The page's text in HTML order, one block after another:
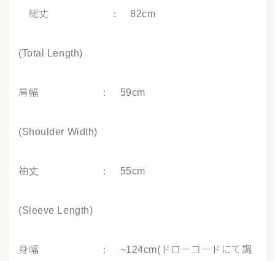
総丈 ： 82cm
(Total Length)
肩幅 ： 59cm
(Shoulder Width)
袖丈 ： 55cm
(Sleeve Length)
身幅 ： ~124cm(ドローコードにて調